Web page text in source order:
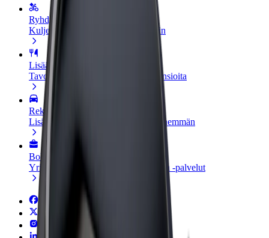
Ryhdy ruokalähetiksi
Kuljeta ruokaa ja ansaitse viikoittain
Lisää ravintola tai kauppa
Tavoita lisää asiakkaita ja kasvata ansioita
Rekisteröidy fleet-omistajaksi
Lisää autokantasi Boltiin ja tienaa enemmän
Bolt for Business
Yrityksellesi skaalatut Bolt-tuotteet ja -palvelut